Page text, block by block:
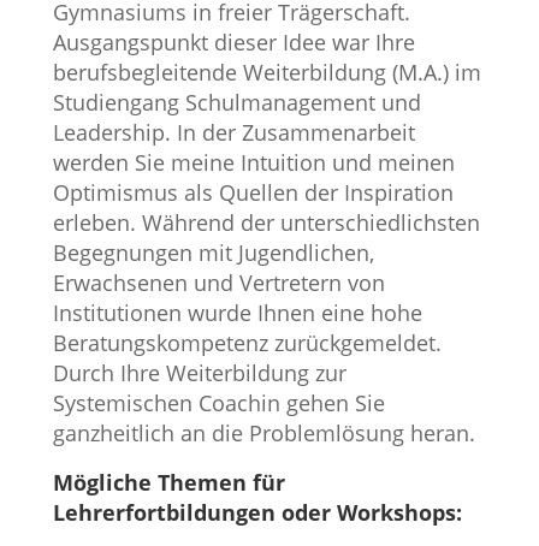
Gymnasiums in freier Trägerschaft.
Ausgangspunkt dieser Idee war Ihre
berufsbegleitende Weiterbildung (M.A.) im
Studiengang Schulmanagement und
Leadership. In der Zusammenarbeit
werden Sie meine Intuition und meinen
Optimismus als Quellen der Inspiration
erleben. Während der unterschiedlichsten
Begegnungen mit Jugendlichen,
Erwachsenen und Vertretern von
Institutionen wurde Ihnen eine hohe
Beratungskompetenz zurückgemeldet.
Durch Ihre Weiterbildung zur
Systemischen Coachin gehen Sie
ganzheitlich an die Problemlösung heran.
Mögliche Themen für
Lehrerfortbildungen oder Workshops: